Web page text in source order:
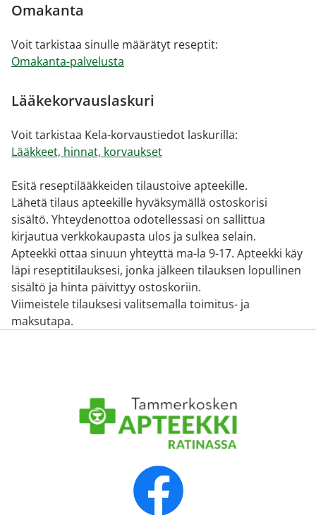
Omakanta
Voit tarkistaa sinulle määrätyt reseptit:
Omakanta-palvelusta
Lääkekorvauslaskuri
Voit tarkistaa Kela-korvaustiedot laskurilla:
Lääkkeet, hinnat, korvaukset
Esitä reseptilääkkeiden tilaustoive apteekille.
Lähetä tilaus apteekille hyväksymällä ostoskorisi
sisältö. Yhteydenottoa odotellessasi on sallittua
kirjautua verkkokaupasta ulos ja sulkea selain.
Apteekki ottaa sinuun yhteyttä ma-la 9-17. Apteekki käy
läpi reseptitilauksesi, jonka jälkeen tilauksen lopullinen
sisältö ja hinta päivittyy ostoskoriin.
Viimeistele tilauksesi valitsemalla toimitus- ja
maksutapa.